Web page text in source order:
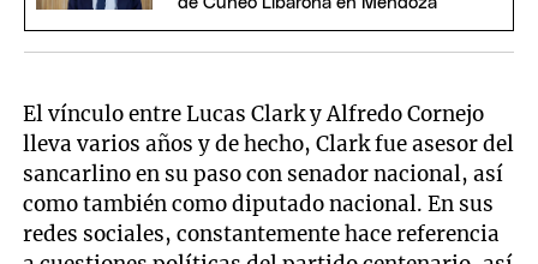
El vínculo entre Lucas Clark y Alfredo Cornejo
lleva varios años y de hecho, Clark fue asesor del
sancarlino en su paso con senador nacional, así
como también como diputado nacional. En sus
redes sociales, constantemente hace referencia